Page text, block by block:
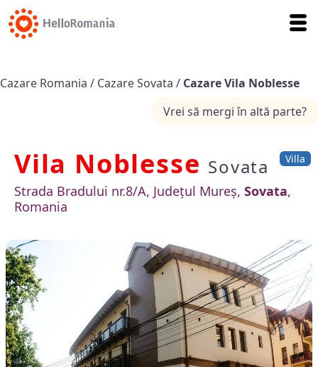
Cazare Romania / Cazare Sovata / Cazare Vila Noblesse
Vrei să mergi în altă parte?
Vila Noblesse Sovata Villa
Strada Bradului nr.8/A, Județul Mureș, Sovata,
Romania